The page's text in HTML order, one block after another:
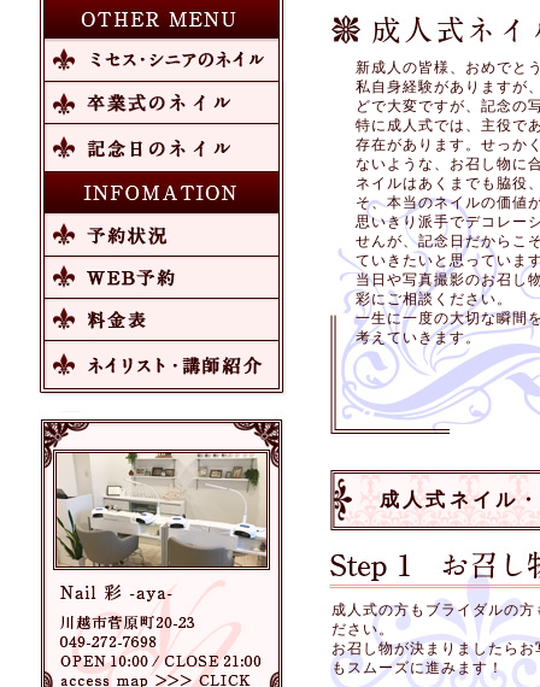
新成人の皆様、おめでと
私自身経験がありますが
どで大変ですが、記念の
特に成人式では、主役で
存在があります。せっか
ないような、お召し物に
ネイルはあくまでも脇役
そ、本当のネイルの価値
思いきり派手でデコレー
せんが、記念日だからこ
ていきたいと思っていま
当日や写真撮影のお召し
彩にご相談ください。
一生に一度の大切な瞬間
考えていきます。
成人式ネイル
成人式の方もブライダルの
ださい。
お召し物が決まりましたら
もスムーズに進みます！